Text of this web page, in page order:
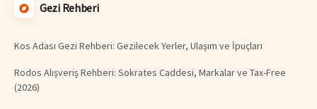
Gezi Rehberi
Kos Adası Gezi Rehberi: Gezilecek Yerler, Ulaşım ve İpuçları
Rodos Alışveriş Rehberi: Sokrates Caddesi, Markalar ve Tax-Free
(2026)